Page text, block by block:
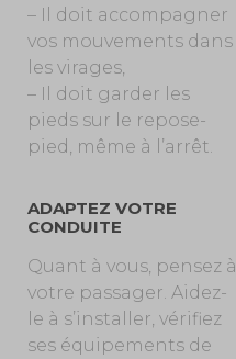
– Il doit accompagner
vos mouvements dans
les virages,
– Il doit garder les
pieds sur le repose-
pied, même à l’arrêt.
ADAPTEZ VOTRE
CONDUITE
Quant à vous, pensez à
votre passager. Aidez-
le à s’installer, vérifiez
ses équipements de